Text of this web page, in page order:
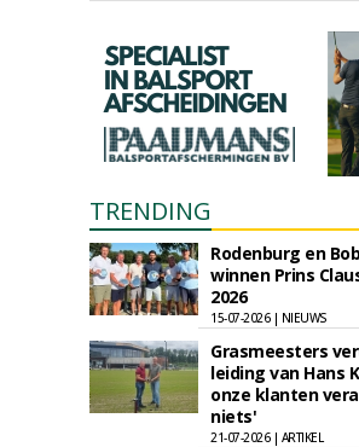
TRENDING
Rodenburg en
winnen Prins
2026
15-07-2026 | NIEUWS
Grasmeesters
leiding van Hans
onze klanten
niets'
21-07-2026 | ARTIKEL